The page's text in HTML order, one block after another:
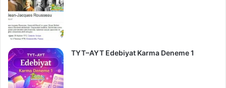
TYT–AYT Edebiyat Karma Deneme 1